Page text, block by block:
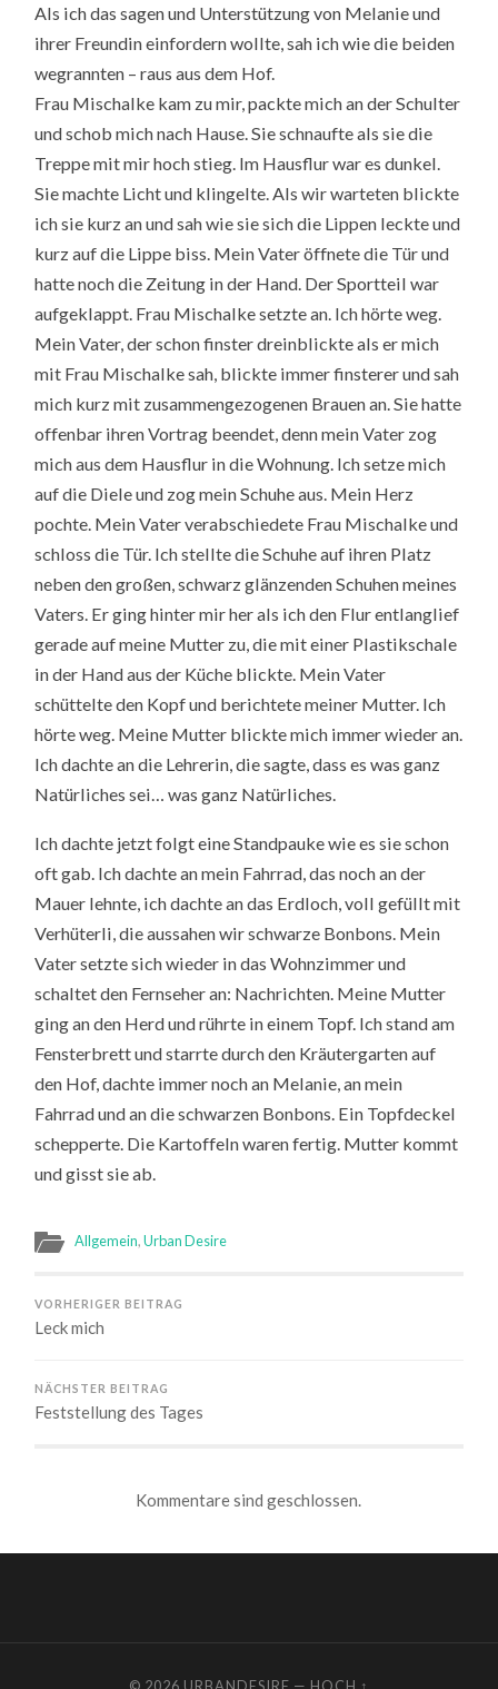
Als ich das sagen und Unterstützung von Melanie und
ihrer Freundin einfordern wollte, sah ich wie die beiden
wegrannten – raus aus dem Hof.
Frau Mischalke kam zu mir, packte mich an der Schulter
und schob mich nach Hause. Sie schnaufte als sie die
Treppe mit mir hoch stieg. Im Hausflur war es dunkel.
Sie machte Licht und klingelte. Als wir warteten blickte
ich sie kurz an und sah wie sie sich die Lippen leckte und
kurz auf die Lippe biss. Mein Vater öffnete die Tür und
hatte noch die Zeitung in der Hand. Der Sportteil war
aufgeklappt. Frau Mischalke setzte an. Ich hörte weg.
Mein Vater, der schon finster dreinblickte als er mich
mit Frau Mischalke sah, blickte immer finsterer und sah
mich kurz mit zusammengezogenen Brauen an. Sie hatte
offenbar ihren Vortrag beendet, denn mein Vater zog
mich aus dem Hausflur in die Wohnung. Ich setze mich
auf die Diele und zog mein Schuhe aus. Mein Herz
pochte. Mein Vater verabschiedete Frau Mischalke und
schloss die Tür. Ich stellte die Schuhe auf ihren Platz
neben den großen, schwarz glänzenden Schuhen meines
Vaters. Er ging hinter mir her als ich den Flur entlanglief
gerade auf meine Mutter zu, die mit einer Plastikschale
in der Hand aus der Küche blickte. Mein Vater
schüttelte den Kopf und berichtete meiner Mutter. Ich
hörte weg. Meine Mutter blickte mich immer wieder an.
Ich dachte an die Lehrerin, die sagte, dass es was ganz
Natürliches sei… was ganz Natürliches.
Ich dachte jetzt folgt eine Standpauke wie es sie schon
oft gab. Ich dachte an mein Fahrrad, das noch an der
Mauer lehnte, ich dachte an das Erdloch, voll gefüllt mit
Verhüterli, die aussahen wir schwarze Bonbons. Mein
Vater setzte sich wieder in das Wohnzimmer und
schaltet den Fernseher an: Nachrichten. Meine Mutter
ging an den Herd und rührte in einem Topf. Ich stand am
Fensterbrett und starrte durch den Kräutergarten auf
den Hof, dachte immer noch an Melanie, an mein
Fahrrad und an die schwarzen Bonbons. Ein Topfdeckel
schepperte. Die Kartoffeln waren fertig. Mutter kommt
und gisst sie ab.
Allgemein,Urban Desire
VORHERIGER BEITRAG
Leck mich
NÄCHSTER BEITRAG
Feststellung des Tages
Kommentare sind geschlossen.